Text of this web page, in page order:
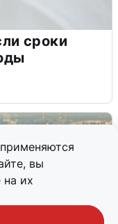
вы
на их
сроки